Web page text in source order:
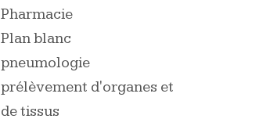
Pharmacie
Plan blanc
pneumologie
prélèvement d'organes et
de tissus